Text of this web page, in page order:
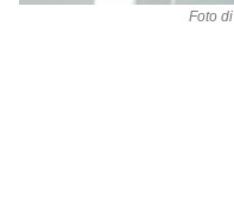
Foto di